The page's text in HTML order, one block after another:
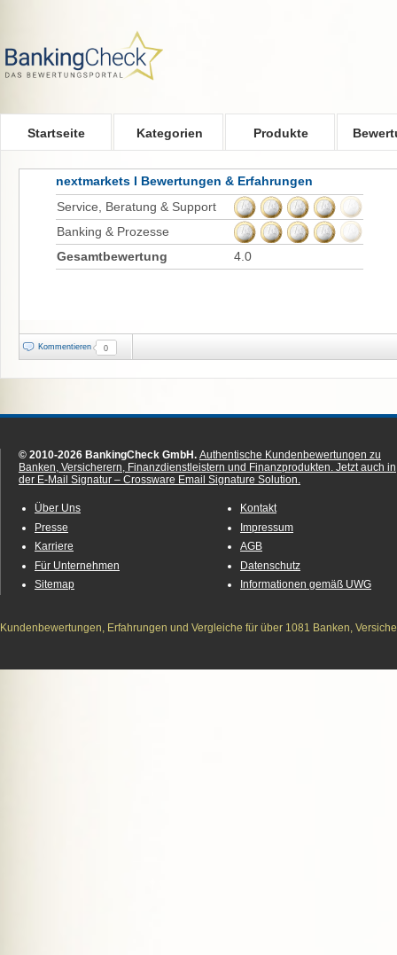
Startseite Kategorien Produkte
nextmarkets I Bewertungen & Erfahrungen
Service, Beratung & Support
Banking & Prozesse
Gesamtbewertung
4.0
Kommentieren 0
© 2010-2026 BankingCheck GmbH. Authentische Kundenbewertungen zu
Banken, Versicherern, Finanzdienstleistern und Finanzprodukten. Jetzt auch in
der E-Mail Signatur – Crossware Email Signature Solution.
Über Uns
Presse
Karriere
Für Unternehmen
Sitemap
Kontakt
Impressum
AGB
Datenschutz
Informationen gemäß UWG
Kundenbewertungen, Erfahrungen und Vergleiche für über 1081 Banken,